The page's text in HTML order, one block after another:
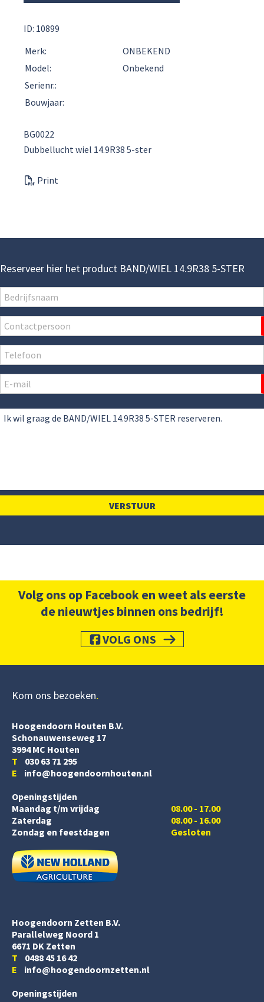
ID: 10899
Merk:
ONBEKEND
Model:
Onbekend
Serienr.:
Bouwjaar:
BG0022
Dubbellucht wiel 14.9R38 5-ster
Print
Reserveer hier het product BAND/WIEL 14.9R38 5-STER
Volg ons op Facebook en weet als eerste
de nieuwtjes binnen ons bedrijf!
VOLG ONS
Kom ons bezoeken
Hoogendoorn Houten B.V.
Schonauwenseweg 17
3994 MC Houten
T 030 63 71 295
E info@hoogendoornhouten.nl
Openingstijden
Maandag t/m vrijdag
Zaterdag
08.00 - 17.00
08.00 - 16.00
Zondag en feestdagen
Gesloten
Hoogendoorn Zetten B.V.
Parallelweg Noord 1
6671 DK Zetten
T 0488 45 16 42
E info@hoogendoornzetten.nl
Openingstijden